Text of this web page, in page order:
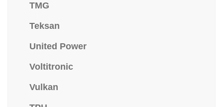
TMG
Teksan
United Power
Voltitronic
Vulkan